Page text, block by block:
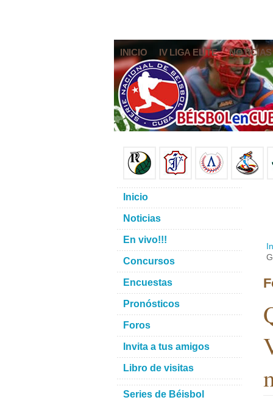
INICIO IV LIGA ELITE NOTICIAS
Inicio
Noticias
En vivo!!!
Concursos
Encuestas
Pronósticos
Foros
Invita a tus amigos
Libro de visitas
Series de Béisbol